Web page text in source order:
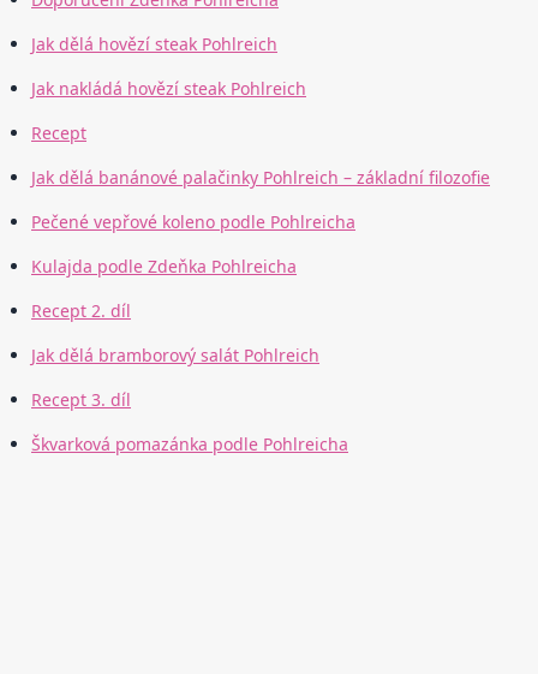
Jak dělá hovězí steak Pohlreich
Jak nakládá hovězí steak Pohlreich
Recept
Jak dělá banánové palačinky Pohlreich – základní filozofie
Pečené vepřové koleno podle Pohlreicha
Kulajda podle Zdeňka Pohlreicha
Recept 2. díl
Jak dělá bramborový salát Pohlreich
Recept 3. díl
Škvarková pomazánka podle Pohlreicha